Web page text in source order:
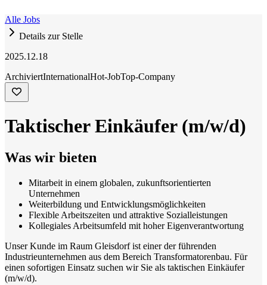
Alle Jobs
Details zur Stelle
2025.12.18
ArchiviertInternationalHot-JobTop-Company
Taktischer Einkäufer (m/w/d)
Was wir bieten
Mitarbeit in einem globalen, zukunftsorientierten
Unternehmen
Weiterbildung und Entwicklungsmöglichkeiten
Flexible Arbeitszeiten und attraktive Sozialleistungen
Kollegiales Arbeitsumfeld mit hoher Eigenverantwortung
Unser Kunde im Raum Gleisdorf ist einer der führenden
Industrieunternehmen aus dem Bereich Transformatorenbau. Für
einen sofortigen Einsatz suchen wir Sie als taktischen Einkäufer
(m/w/d).